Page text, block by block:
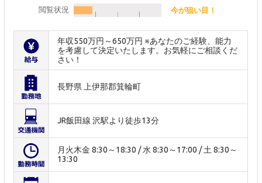
閲覧状況 今が狙い目！
年収550万円～650万円 ※あなたのご経験、能力
を考慮して決定いたします。お気軽にご相談くだ
さい！
長野県 上伊那郡箕輪町
JR飯田線 沢駅より徒歩13分
月火木金 8:30～18:30 / 水 8:30～17:00 / 土 8:30～
13:30